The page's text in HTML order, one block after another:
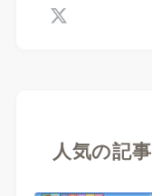
人気の記事